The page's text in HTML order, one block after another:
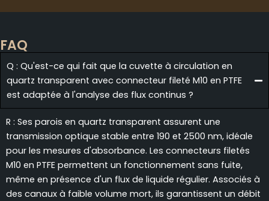
FAQ
Q : Qu'est-ce qui fait que la cuvette à circulation en
quartz transparent avec connecteur fileté M10 en PTFE
est adaptée à l'analyse des flux continus ?
R : Ses parois en quartz transparent assurent une
transmission optique stable entre 190 et 2500 nm, idéale
pour les mesures d'absorbance. Les connecteurs filetés
M10 en PTFE permettent un fonctionnement sans fuite,
même en présence d'un flux de liquide régulier. Associés à
des canaux à faible volume mort, ils garantissent un débit